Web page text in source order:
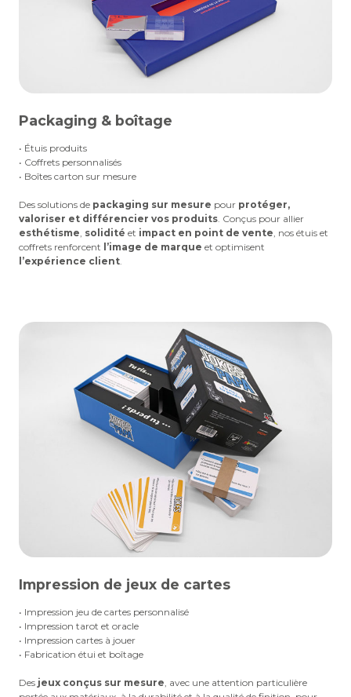
Packaging & boîtage
• Étuis produits
• Coffrets personnalisés
• Boîtes carton sur mesure
Des solutions de packaging sur mesure pour protéger,
valoriser et différencier vos produits . Conçus pour allier
esthétisme solidité et impact en point de vente , nos étuis et
coffrets renforcent l’image de marque et optimisent
l’expérience client
Impression de jeux de cartes
• Impression jeu de cartes personnalisé
• Impression tarot et oracle
• Impression cartes à jouer
• Fabrication étui et boîtage
Des jeux conçus sur mesure , avec une attention particulière